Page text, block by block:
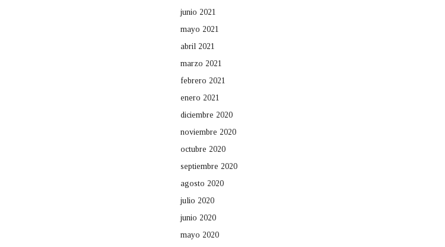
junio 2021
mayo 2021
abril 2021
marzo 2021
febrero 2021
enero 2021
diciembre 2020
noviembre 2020
octubre 2020
septiembre 2020
agosto 2020
julio 2020
junio 2020
mayo 2020